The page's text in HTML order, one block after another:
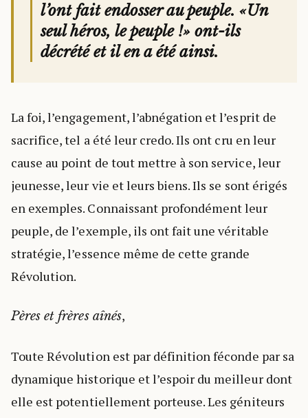
l’ont fait endosser au peuple. «Un
seul héros, le peuple !» ont-ils
décrété et il en a été ainsi.
La foi, l’engagement, l’abnégation et l’esprit de
sacrifice, tel a été leur credo. Ils ont cru en leur
cause au point de tout mettre à son service, leur
jeunesse, leur vie et leurs biens. Ils se sont érigés
en exemples. Connaissant profondément leur
peuple, de l’exemple, ils ont fait une véritable
stratégie, l’essence même de cette grande
Révolution.
Pères et frères aînés,
Toute Révolution est par définition féconde par sa
dynamique historique et l’espoir du meilleur dont
elle est potentiellement porteuse. Les géniteurs